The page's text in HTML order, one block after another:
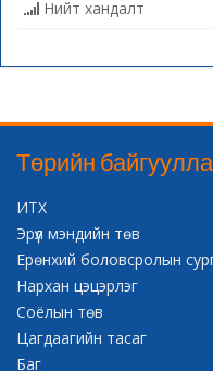
Нийт хандалт
Төрийн
ИТХ
Эрүүл мэндийн төв
Ерөнхий боловсролын
Нархан цэцэрлэг
Соёлын төв
Цагдаагийн тасаг
Баг